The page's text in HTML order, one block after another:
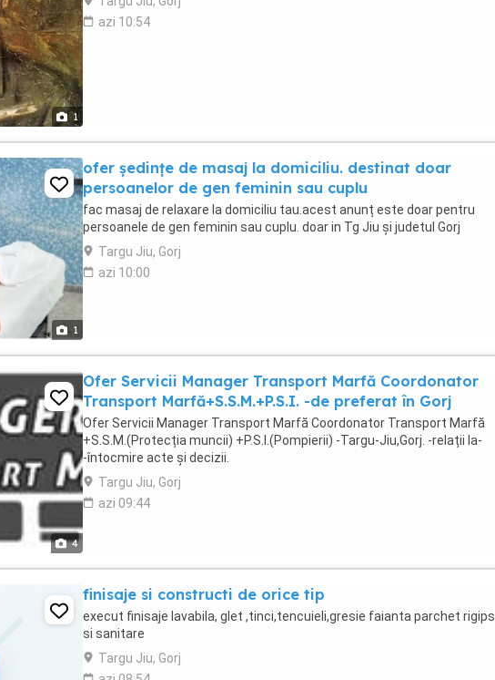
1
azi 10:54
1
ofer ședințe de masaj la domiciliu. destinat doar
persoanelor de gen feminin sau cuplu
fac masaj de relaxare la domiciliu tau.acest anunț este doar pentru
persoanele de gen feminin sau cuplu. doar in Tg Jiu și judetul Gorj
Targu Jiu, Gorj
azi 10:00
4
Ofer Servicii Manager Transport Marfă Coordonator
Transport Marfă+S.S.M.+P.S.I. -de preferat în Gorj
Ofer Servicii Manager Transport Marfă Coordonator Transport Marfă
+S.S.M.(Protecția muncii) +P.S.I.(Pompierii) -Targu-Jiu,Gorj. -relații la-
-întocmire acte și decizii.
Targu Jiu, Gorj
azi 09:44
finisaje si constructi de orice tip
execut finisaje lavabila, glet ,tinci,tencuieli,gresie faianta parchet rigips
si sanitare
Targu Jiu, Gorj